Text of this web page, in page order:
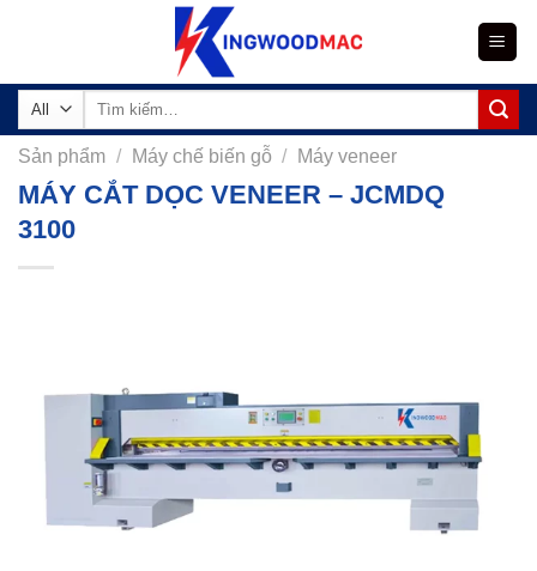
Tìm
Sản phẩm / Máy chế biến gỗ / Máy veneer
MÁY CẮT DỌC VENEER – JCMDQ
3100